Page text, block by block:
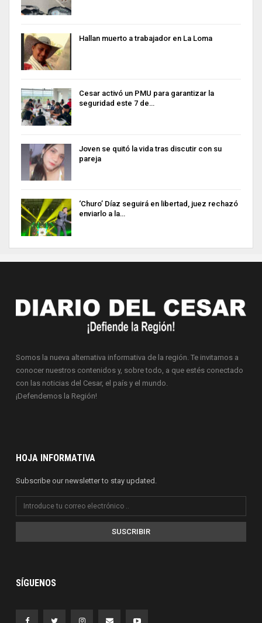
Hallan muerto a trabajador en La Loma
Cesar activó un PMU para garantizar la
seguridad este 7 de…
Joven se quitó la vida tras discutir con su
pareja
‘Churo’ Díaz seguirá en libertad, juez rechazó
enviarlo a la…
Somos la nueva alternativa informativa de la región. Te invitamos a
conocer nuestros contenidos y, sobre todo, a que estés conectado
con las noticias del Cesar, el país y el mundo.
¡Defendemos la Región!
HOJA INFORMATIVA
Subscribe our newsletter to stay updated.
SUSCRIBIR
SÍGUENOS